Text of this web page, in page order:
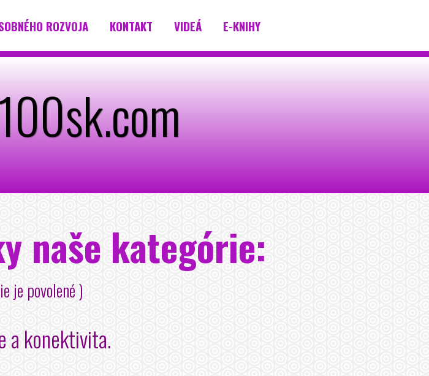
ROZVOJA KONTAKT VIDEÁ E-KNIHY
naše kategórie:
je povolené )
a konektivita.